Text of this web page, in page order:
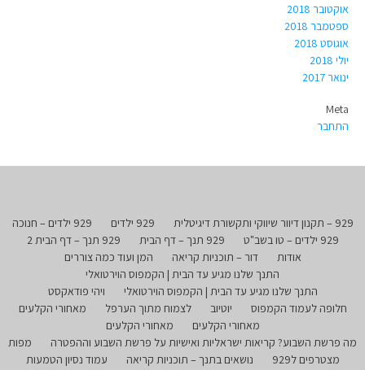
אוקטובר 2018
ספטמבר 2018
אוגוסט 2018
יולי 2018
ינואר 2017
Meta
התחבר
929 – תקנון דיוור שיווקי ותקשורת דיגיטלית 929 ילדים
929 ילדים – חנוכה
929 ילדים – טו בשב"ט
929 תנך – דף הבית
929 תנך – דף הבית 2
אודות
דור – תוכניות קריאה
המן ועוד כמה צוררים
התנך שלנו מגיע עד הבית | הקמפוס הוירטואלי
התנך שלנו מגיע עד הבית | הקמפוס הוירטואלי
ויהי פודאקסט
חלופה לעמוד הקמפוס
יוטיוב לצמוח מתוך הערפל
מאחורי הקלעים
מאחורי הקלעים
מאחורי הקלעים
מה פרשת השבוע? קריאות ישראליות ואישיות על פרשת השבוע וההפטרה
מפות
מצטרפים ל929
נושאים בתנך – תוכניות קריאה
עמוד נסיון הטמעות